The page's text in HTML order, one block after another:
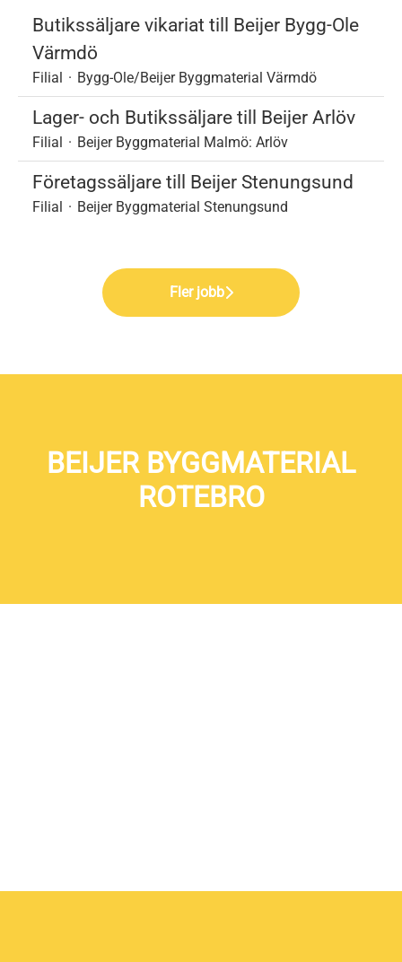
Butikssäljare vikariat till Beijer Bygg-Ole
Värmdö
Filial · Bygg-Ole/Beijer Byggmaterial Värmdö
Lager- och Butikssäljare till Beijer Arlöv
Filial · Beijer Byggmaterial Malmö: Arlöv
Företagssäljare till Beijer Stenungsund
Filial · Beijer Byggmaterial Stenungsund
Fler jobb
BEIJER BYGGMATERIAL
ROTEBRO